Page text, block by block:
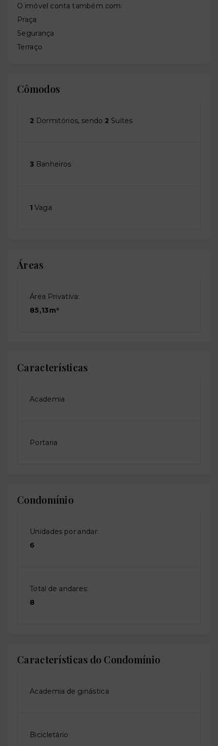
O imóvel conta também com:
Praça
Segurança
Terraço
Cômodos
2 Dormitórios, sendo 2 Suítes
3 Banheiros
1 Vaga
Áreas
Área Privativa:
85,13m²
Características
Academia
Portaria
Condomínio
Unidades por andar:
6
Total de andares:
8
Características do Condomínio
Academia de ginástica
Bicicletário